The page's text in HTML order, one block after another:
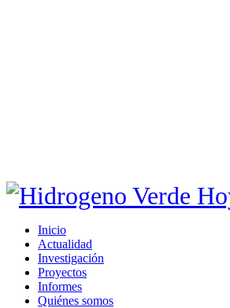
Inicio
Actualidad
Investigación
Proyectos
Informes
Quiénes somos